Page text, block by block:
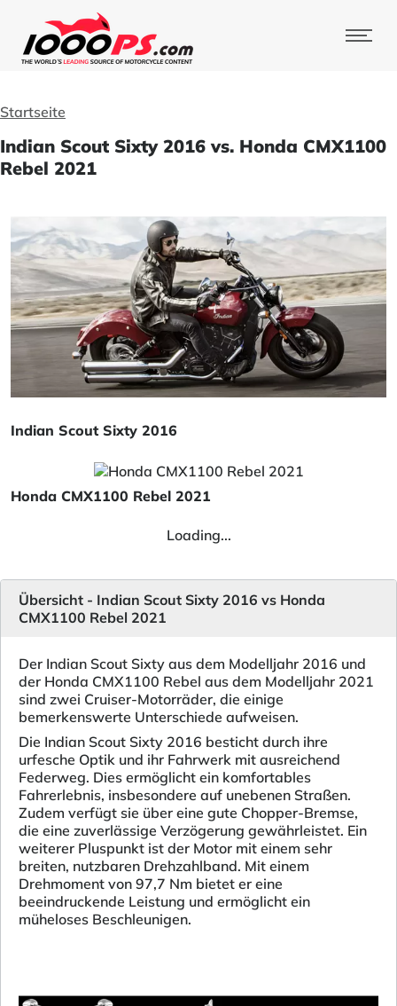
Startseite
Indian Scout Sixty 2016 vs. Honda CMX1100
Rebel 2021
Indian Scout Sixty 2016
Honda CMX1100 Rebel 2021
Loading...
Übersicht - Indian Scout Sixty 2016 vs Honda
CMX1100 Rebel 2021
Der Indian Scout Sixty aus dem Modelljahr 2016 und
der Honda CMX1100 Rebel aus dem Modelljahr 2021
sind zwei Cruiser-Motorräder, die einige
bemerkenswerte Unterschiede aufweisen.
Die Indian Scout Sixty 2016 besticht durch ihre
urfesche Optik und ihr Fahrwerk mit ausreichend
Federweg. Dies ermöglicht ein komfortables
Fahrerlebnis, insbesondere auf unebenen Straßen.
Zudem verfügt sie über eine gute Chopper-Bremse,
die eine zuverlässige Verzögerung gewährleistet. Ein
weiterer Pluspunkt ist der Motor mit einem sehr
breiten, nutzbaren Drehzahlband. Mit einem
Drehmoment von 97,7 Nm bietet er eine
beeindruckende Leistung und ermöglicht ein
müheloses Beschleunigen.